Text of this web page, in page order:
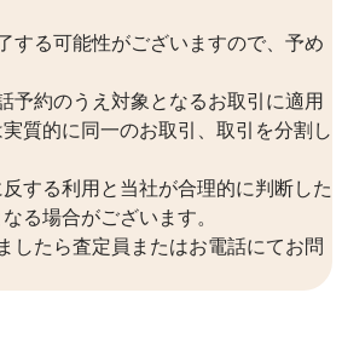
する可能性がございますので、予め
予約のうえ対象となるお取引に適用
質的に同一のお取引、取引を分割し
する利用と当社が合理的に判断した
る場合がございます。
したら査定員またはお電話にてお問